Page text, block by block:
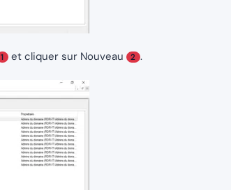
1 et cliquer sur Nouveau 2 .